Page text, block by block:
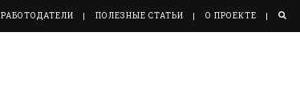
РАБОТОДАТЕЛИ ПОЛЕЗНЫЕ СТАТЬИ О ПРОЕКТЕ